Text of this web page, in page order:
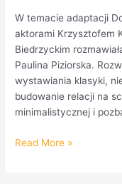
W temacie adaptacji
aktorami Krzysztofem
Biedrzyckim
Paulina Piziorska.
wystawiania klasyki,
budowanie relacji na
minimalistycznej i
Read More »